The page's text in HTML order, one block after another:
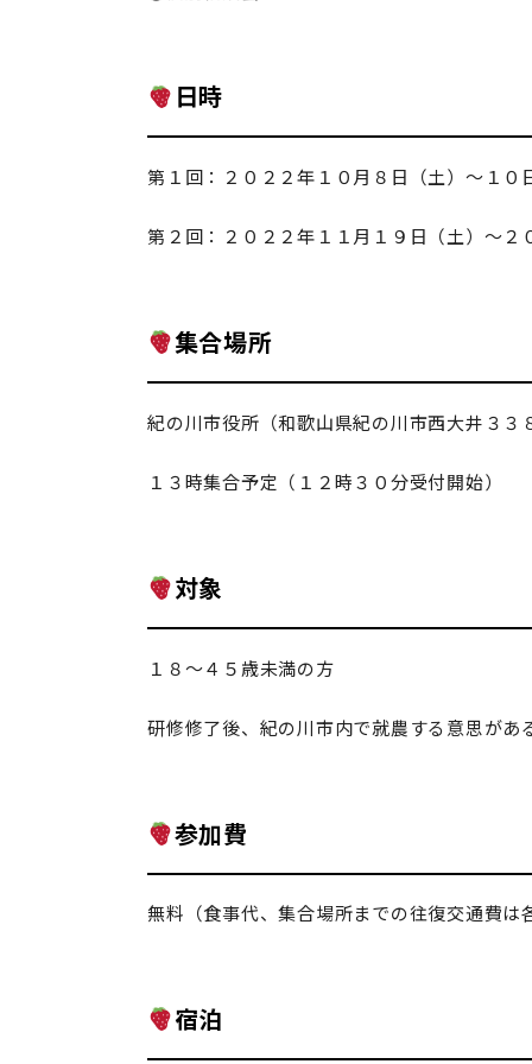
日時
第１回：２０２２年１０月８日（土）～１０
第２回：２０２２年１１月１９日（土）～２
集合場所
紀の川市役所（和歌山県紀の川市西大井３３
１３時集合予定（１２時３０分受付開始）
対象
１８～４５歳未満の方
研修修了後、紀の川市内で就農する意思があ
参加費
無料（食事代、集合場所までの往復交通費は
宿泊